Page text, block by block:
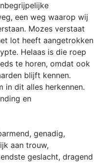
een weg waarop wij
Mozes verstaat
lot heeft aangetrokken
Helaas is die roep
te horen, omdat ook
blijft kennen.
in dit alles herkennen.
en
genadig,
aan trouw,
geslacht, dragend